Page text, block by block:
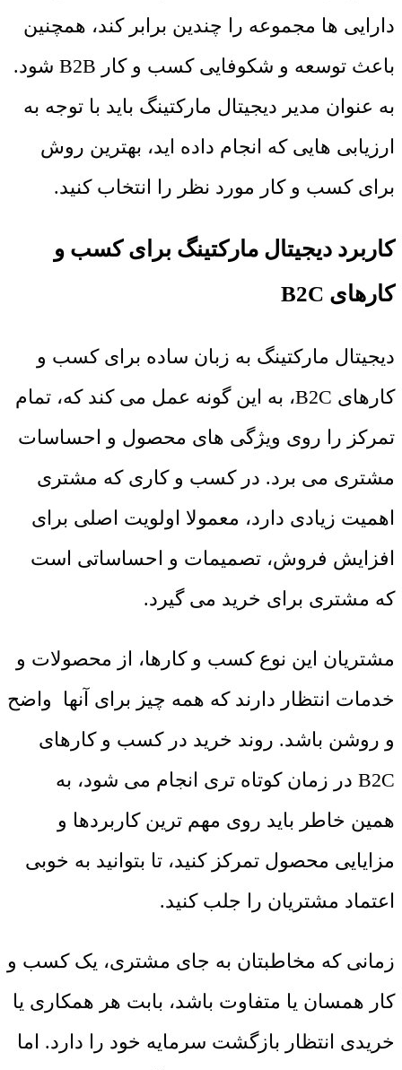
دارایی ها مجموعه را چندین برابر کند، همچنین
باعث توسعه و شکوفایی کسب و کار B2B شود.
به عنوان مدیر دیجیتال مارکتینگ باید با توجه به
ارزیابی هایی که انجام داده اید، بهترین روش
برای کسب و کار مورد نظر را انتخاب کنید.
کاربرد دیجیتال مارکتینگ برای کسب و
کارهای B2C
دیجیتال مارکتینگ به زبان ساده برای کسب و
کارهای B2C، به این گونه عمل می کند که، تمام
تمرکز را روی ویژگی های محصول و احساسات
مشتری می برد. در کسب و کاری که مشتری
اهمیت زیادی دارد، معمولا اولویت اصلی برای
افزایش فروش، تصمیمات و احساساتی است
که مشتری برای خرید می گیرد.
مشتریان این نوع کسب و کارها، از محصولات و
خدمات انتظار دارند که همه چیز برای آنها واضح
و روشن باشد. روند خرید در کسب و کارهای
B2C در زمان کوتاه تری انجام می شود، به
همین خاطر باید روی مهم ترین کاربردها و
مزایایی محصول تمرکز کنید، تا بتوانید به خوبی
اعتماد مشتریان را جلب کنید.
زمانی که مخاطبتان به جای مشتری، یک کسب و
کار همسان یا متفاوت باشد، بابت هر همکاری یا
خریدی انتظار بازگشت سرمایه خود را دارد. اما